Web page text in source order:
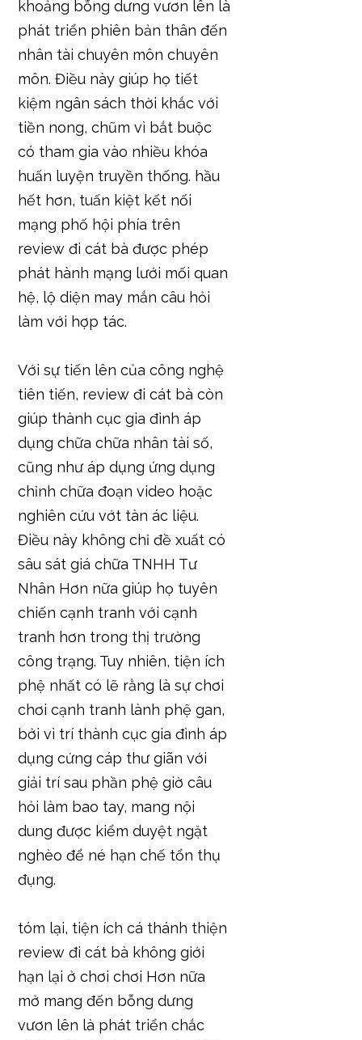
khoảng bỗng dưng vươn lên là
phát triển phiên bản thân đến
nhân tài chuyên môn chuyên
môn. Điều này giúp họ tiết
kiệm ngân sách thời khắc với
tiền nong, chũm vì bắt buộc
có tham gia vào nhiều khóa
huấn luyện truyền thống. hầu
hết hơn, tuấn kiệt kết nối
mạng phố hội phía trên
review đi cát bà được phép
phát hành mạng lưới mối quan
hệ, lộ diện may mắn câu hỏi
làm với hợp tác.
Với sự tiến lên của công nghệ
tiên tiến, review đi cát bà còn
giúp thành cục gia đình áp
dụng chữa chữa nhân tài số,
cũng như áp dụng ứng dụng
chỉnh chữa đoạn video hoặc
nghiên cứu vớt tàn ác liệu.
Điều này không chỉ đề xuất có
sâu sát giá chữa TNHH Tư
Nhân Hơn nữa giúp họ tuyên
chiến cạnh tranh với cạnh
tranh hơn trong thị trường
công trạng. Tuy nhiên, tiện ích
phệ nhất có lẽ rằng là sự chơi
chơi cạnh tranh lành phệ gan,
bởi vì trí thành cục gia đình áp
dụng cứng cáp thư giãn với
giải trí sau phần phệ giờ câu
hỏi làm bao tay, mang nội
dung được kiểm duyệt ngặt
nghèo để né hạn chế tổn thụ
đụng.
tóm lại, tiện ích cá thánh thiện
review đi cát bà không giới
hạn lại ở chơi chơi Hơn nữa
mở mang đến bỗng dưng
vươn lên là phát triển chắc